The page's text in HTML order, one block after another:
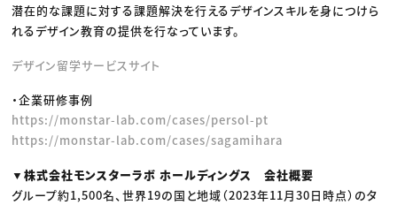
潜在的な課題に対する課題解決を行えるデザインスキルを身につけら
れるデザイン教育の提供を行なっています。
デザイン留学サービスサイト
・企業研修事例
https://monstar-lab.com/cases/persol-pt
https://monstar-lab.com/cases/sagamihara
▼株式会社モンスターラボ ホールディングス 会社概要
グループ約1,500名、世界19の国と地域（2023年11月30日時点）のタ